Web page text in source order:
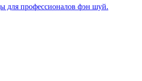
для профессионалов фэн шуй.